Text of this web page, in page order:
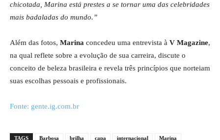
chicotada, Marina está prestes a se tornar uma das celebridades
mais badaladas do mundo.”
Além das fotos, Marina concedeu uma entrevista à V Magazine,
na qual reflete sobre a evolução de sua carreira, discute o
conceito de beleza brasileira e revela três princípios que norteiam
suas escolhas pessoais e profissionais.
Fonte: gente.ig.com.br
TAGS Barbosa brilha capa internacional
Marina